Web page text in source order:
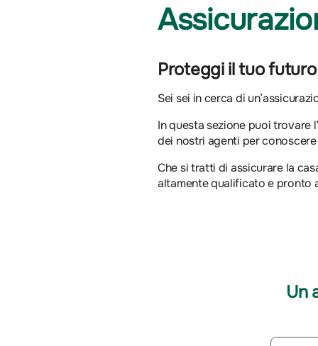
Proteggi il tuo futuro
Sei sei in cerca di
In questa sezione puoi trovare
dei nostri agenti per
Che si tratti di assicurare la
altamente qualificato e pronto
Un